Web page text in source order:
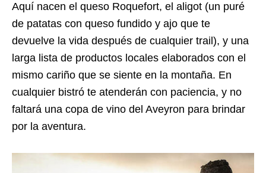
Aquí nacen el queso Roquefort, el aligot (un puré
de patatas con queso fundido y ajo que te
devuelve la vida después de cualquier trail), y una
larga lista de productos locales elaborados con el
mismo cariño que se siente en la montaña. En
cualquier bistró te atenderán con paciencia, y no
faltará una copa de vino del Aveyron para brindar
por la aventura.